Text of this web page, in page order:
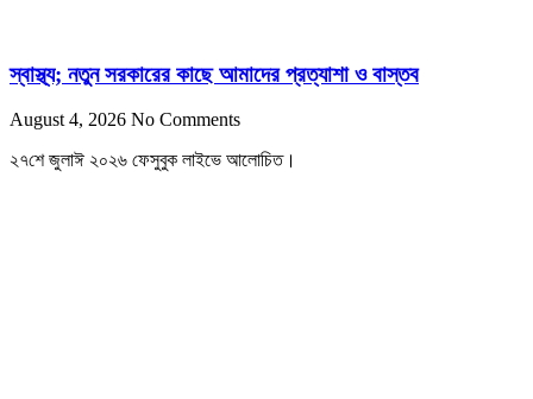
স্বাস্থ্য; নতুন সরকারের কাছে আমাদের প্রত্যাশা ও বাস্তব
August 4, 2026 No Comments
২৭শে জুলাঈ ২০২৬ ফেসুবুক লাইভে আলোচিত।